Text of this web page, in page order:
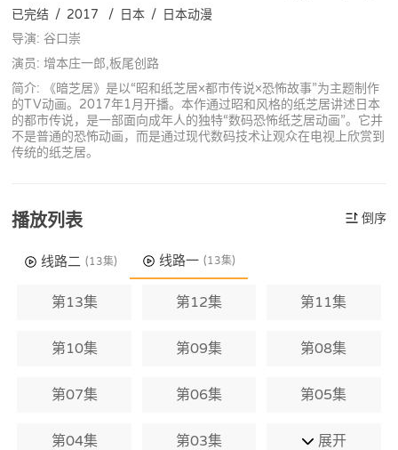
已完结 / 2017 / 日本 / 日本动漫
导演: 谷口崇
演员: 增本庄一郎,板尾创路
简介: 《暗芝居》是以“昭和纸芝居×都市传说×恐怖故事”为主题制作
的TV动画。2017年1月开播。本作通过昭和风格的纸芝居讲述日本
的都市传说，是一部面向成年人的独特“数码恐怖纸芝居动画”。它并
不是普通的恐怖动画，而是通过现代数码技术让观众在电视上欣赏到
传统的纸芝居。
播放列表 倒序
线路二 (13集) 线路一 (13集)
第13集 第12集 第11集
第10集 第09集 第08集
第07集 第06集 第05集
第04集 第03集 展开